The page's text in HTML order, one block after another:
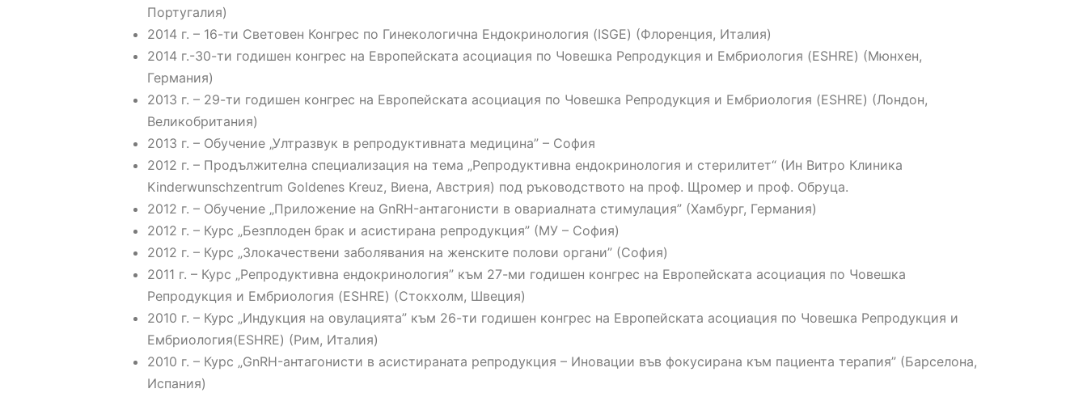
Португалия)
2014 г. – 16-ти Световен Конгрес по Гинекологична Ендокринология (ISGE) (Флоренция, Италия)
2014 г.-30-ти годишен конгрес на Европейската асоциация по Човешка Репродукция и Ембриология (ESHRE) (Мюнхен,
Германия)
2013 г. – 29-ти годишен конгрес на Европейската асоциация по Човешка Репродукция и Ембриология (ESHRE) (Лондон,
Великобритания)
2013 г. – Обучение „Ултразвук в репродуктивната медицина” – София
2012 г. – Продължителна специализация на тема „Репродуктивна ендокринология и стерилитет“ (Ин Витро Клиника
Kinderwunschzentrum Goldenes Kreuz, Виена, Австрия) под ръководството на проф. Щромер и проф. Обруца.
2012 г. – Обучение „Приложение на GnRH-антагонисти в овариалната стимулация” (Хамбург, Германия)
2012 г. – Курс „Безплоден брак и асистирана репродукция” (МУ – София)
2012 г. – Курс „Злокачествени заболявания на женските полови органи” (София)
2011 г. – Курс „Репродуктивна ендокринология” към 27-ми годишен конгрес на Европейската асоциация по Човешка
Репродукция и Ембриология (ESHRE) (Стокхолм, Швеция)
2010 г. – Курс „Индукция на овулацията” към 26-ти годишен конгрес на Европейската асоциация по Човешка Репродукция и
Ембриология(ESHRE) (Рим, Италия)
2010 г. – Курс „GnRH-антагонисти в асистираната репродукция – Иновации във фокусирана към пациента терапия” (Барселона,
Испания)